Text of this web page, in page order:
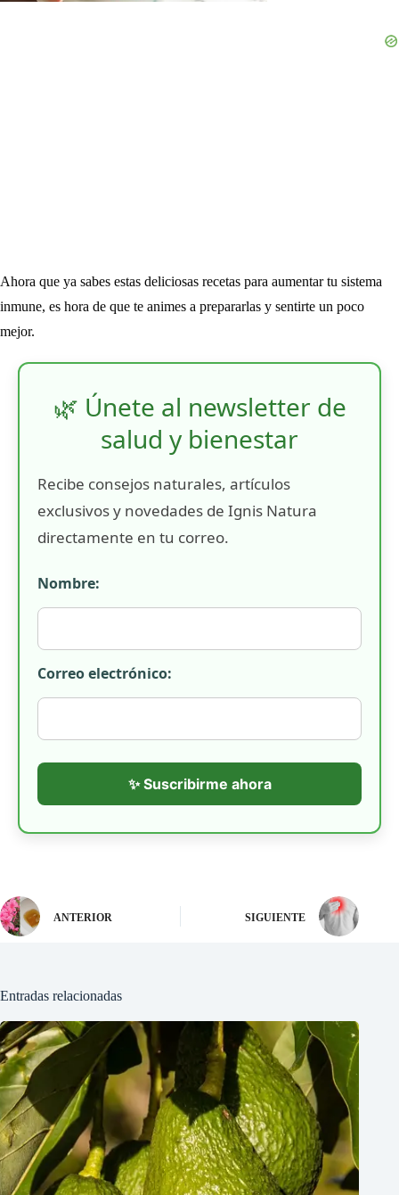
Ahora que ya sabes estas deliciosas recetas para aumentar tu sistema
inmune, es hora de que te animes a prepararlas y sentirte un poco
mejor.
🌿 Únete al newsletter de
salud y bienestar
Recibe consejos naturales, artículos
exclusivos y novedades de Ignis Natura
directamente en tu correo.
Nombre:
Correo electrónico:
✨ Suscribirme ahora
ANTERIOR SIGUIENTE
Entradas relacionadas